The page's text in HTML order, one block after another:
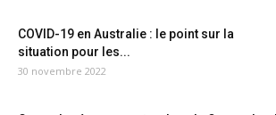
COVID-19 en Australie : le point sur la
situation pour les...
30 novembre 2022